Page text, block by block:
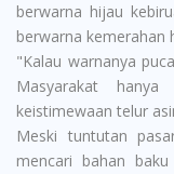
berwarna hijau
berwarna kemerahan
"Kalau warnanya
Masyarakat
keistimewaan telur
Meski tuntutan
mencari bahan